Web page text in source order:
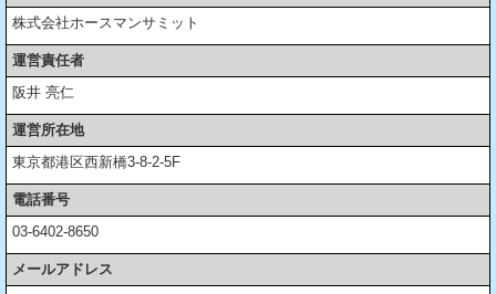
株式会社ホースマンサミット
運営責任者
阪井 亮仁
運営所在地
東京都港区西新橋3-8-2-5F
電話番号
03-6402-8650
メールアドレス